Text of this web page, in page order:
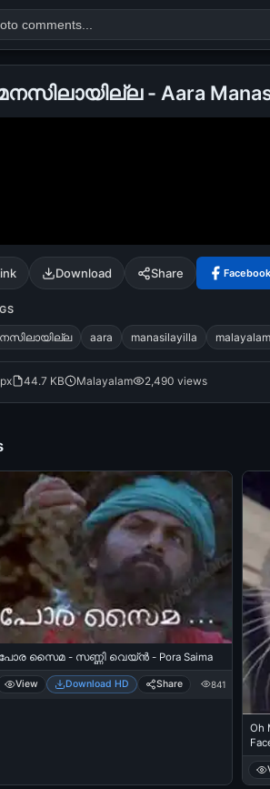
good night
- Aara
Download Share Facebook
aara manasilayilla malayalam
44.7 KB Malayalam 2,490 views
പോര സൈമ - സണ്ണി വെയ്ന്‍ - Pora Saima
View Download HD Share 841
Oh